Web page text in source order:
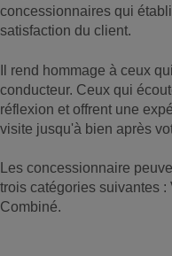
concessionnaires qui
satisfaction du client.
Il rend hommage à ceux
conducteur. Ceux qui
réflexion et offrent une
visite jusqu'à bien après
Les concessionnaire
trois catégories suivantes
Combiné.